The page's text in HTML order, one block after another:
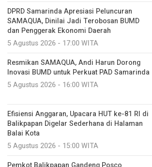
DPRD Samarinda Apresiasi Peluncuran
SAMAQUA, Dinilai Jadi Terobosan BUMD
dan Penggerak Ekonomi Daerah
5 Agustus 2026 - 17:00 WITA
Resmikan SAMAQUA, Andi Harun Dorong
Inovasi BUMD untuk Perkuat PAD Samarinda
5 Agustus 2026 - 16:00 WITA
Efisiensi Anggaran, Upacara HUT ke-81 RI di
Balikpapan Digelar Sederhana di Halaman
Balai Kota
5 Agustus 2026 - 15:00 WITA